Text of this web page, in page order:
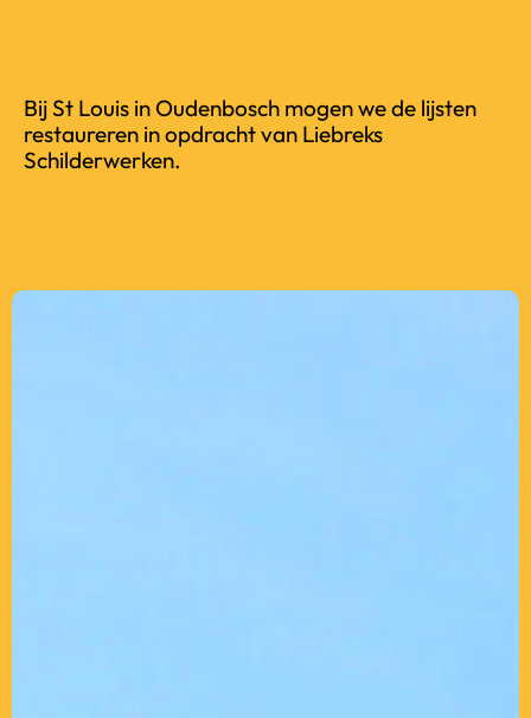
Bij St Louis in Oudenbosch mogen we de lijsten
restaureren in opdracht van Liebreks
Schilderwerken.